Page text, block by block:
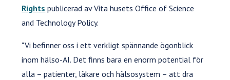
Rights publicerad av Vita husets Office of Science
and Technology Policy.
"Vi befinner oss i ett verkligt spännande ögonblick
inom hälso-AI. Det finns bara en enorm potential för
alla – patienter, läkare och hälsosystem – att dra